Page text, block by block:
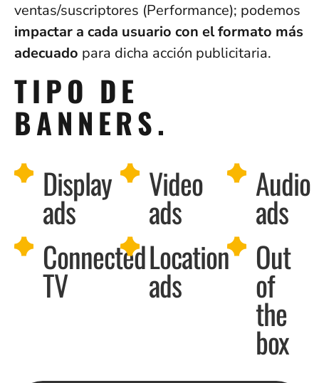
ventas/suscriptores (Performance); podemos
impactar a cada usuario con el formato más
adecuado para dicha acción publicitaria.
TIPO DE
BANNERS.
Display
ads
Video
ads
Audio
ads
Connected
TV
Location
ads
Out
of
the
box